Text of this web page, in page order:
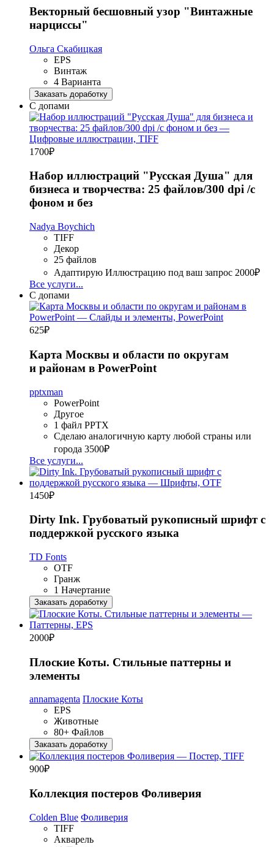
Векторный бесшовный узор "Винтажные
нарциссы"
Ольга Скабицкая
EPS
Винтаж
4 Варианта
Заказать доработку
С допами
1700₽
Набор иллюстраций "Русская Душа" для
бизнеса и творчества: 25 файлов/300 dpi /с
фоном и без
Nadya Boychich
TIFF
Декор
25 файлов
Адаптирую Иллюстрацию под ваш запрос 2000₽
Все услуги...
С допами
625₽
Карта Москвы и области по округам
и районам в PowerPoint
pptxman
PowerPoint
Другое
1 файл PPTX
Сделаю аналогичную карту любой страны или
города 3500₽
Все услуги...
1450₽
Dirty Ink. Грубоватый рукописный шрифт с
поддержкой русского языка
TD Fonts
OTF
Гранж
1 Начертание
Заказать доработку
2000₽
Плоские Коты. Стильные паттерны и
элементы
annamagenta Плоские Коты
EPS
Животные
80+ Файлов
Заказать доработку
900₽
Коллекция постеров Фоливерия
Colden Blue Фоливерия
TIFF
Акварель